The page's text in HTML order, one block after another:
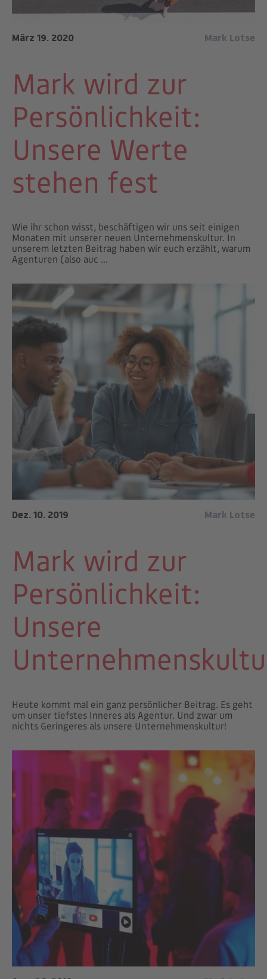
März 19. 2020 Mark Lotse
Mark wird zur
Persönlichkeit:
Unsere Werte
stehen fest
Wie ihr schon wisst, beschäftigen wir uns seit einigen
Monaten mit unserer neuen Unternehmenskultur. In
unserem letzten Beitrag haben wir euch erzählt, warum
Agenturen (also auc ...
Dez. 10. 2019 Mark Lotse
Mark wird zur
Persönlichkeit:
Unsere
Heute kommt mal ein ganz persönlicher Beitrag. Es geht
um unser tiefstes Inneres als Agentur. Und zwar um
nichts Geringeres als unsere Unternehmenskultur!